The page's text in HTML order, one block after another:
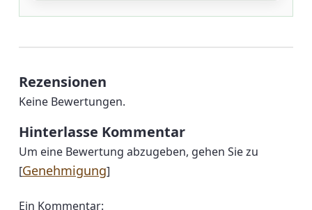
Rezensionen
Keine Bewertungen.
Hinterlasse Kommentar
Um eine Bewertung abzugeben, gehen Sie zu
[Genehmigung]
Ein Kommentar: